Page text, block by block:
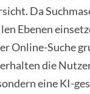
Da
Ebenen
Online-Suche
die
eine KI-